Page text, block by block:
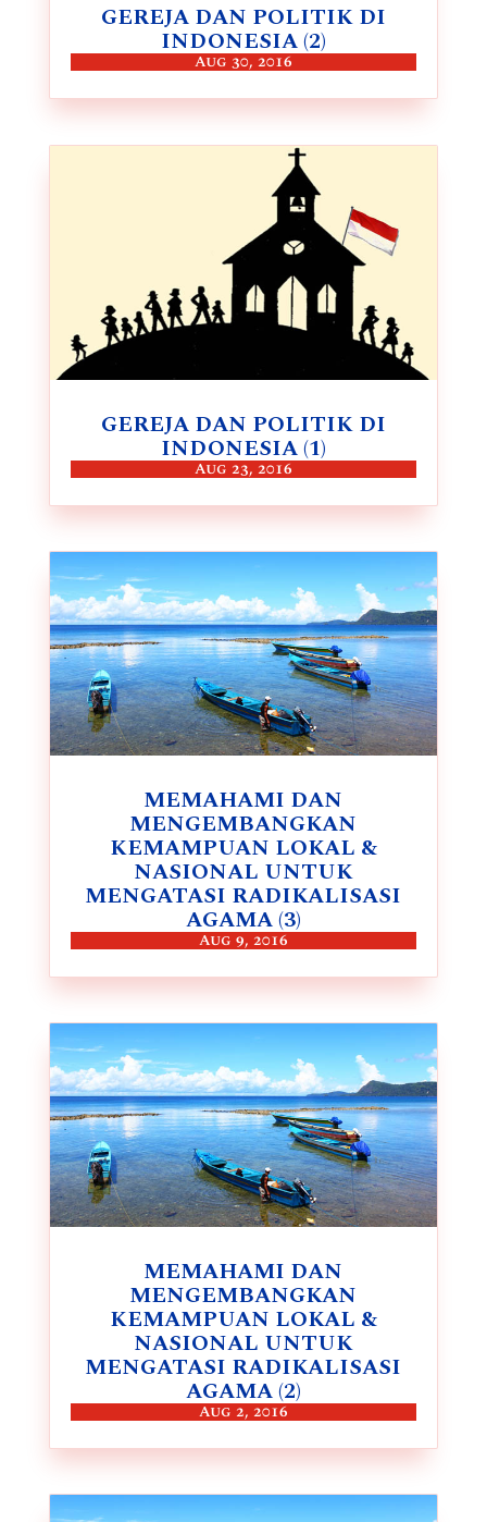
GEREJA DAN POLITIK DI
INDONESIA (2)
Aug 30, 2016
GEREJA DAN POLITIK DI
INDONESIA (1)
Aug 23, 2016
MEMAHAMI DAN
MENGEMBANGKAN
KEMAMPUAN LOKAL &
NASIONAL UNTUK
MENGATASI RADIKALISASI
AGAMA (3)
Aug 9, 2016
MEMAHAMI DAN
MENGEMBANGKAN
KEMAMPUAN LOKAL &
NASIONAL UNTUK
MENGATASI RADIKALISASI
AGAMA (2)
Aug 2, 2016